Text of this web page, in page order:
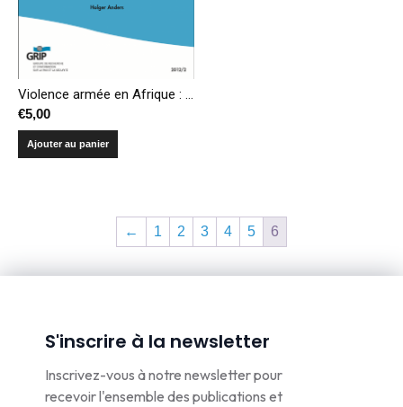
Violence armée en Afrique : Faut-il inclure le contrôle des munitions dans le traité sur le commerce des armes?
€5,00
Ajouter au panier
← 1 2 3 4 5 6
S'inscrire à la newsletter
Inscrivez-vous à notre newsletter pour
recevoir l'ensemble des publications et